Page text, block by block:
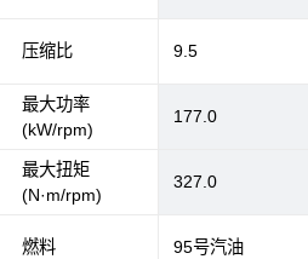
压缩比
最大功率
(kW/rpm)
最大扭矩
(N·m/rpm)
燃料
9.5
177.0
327.0
95号汽油